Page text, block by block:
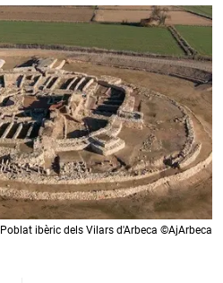
Poblat ibèric dels Vilars d'Arbeca ©AjArbeca